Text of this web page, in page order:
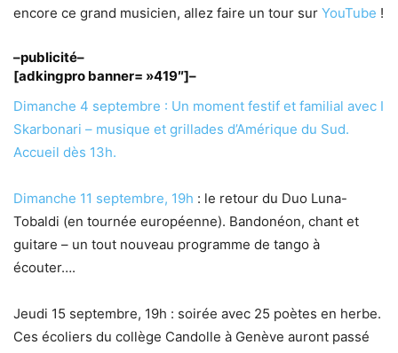
encore ce grand musicien, allez faire un tour sur YouTube !
–publicité–
[adkingpro banner= »419″]–
Dimanche 4 septembre : Un moment festif et familial avec I
Skarbonari – musique et grillades d’Amérique du Sud.
Accueil dès 13h.
Dimanche 11 septembre, 19h : le retour du Duo Luna-
Tobaldi (en tournée européenne). Bandonéon, chant et
guitare – un tout nouveau programme de tango à
écouter….
Jeudi 15 septembre, 19h : soirée avec 25 poètes en herbe.
Ces écoliers du collège Candolle à Genève auront passé